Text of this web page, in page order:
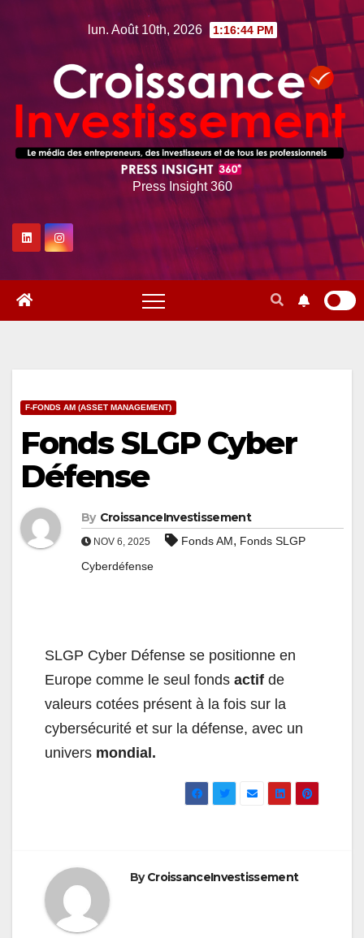
lun. Août 10th, 2026 1:16:45 PM
Press Insight 360
F-FONDS AM (ASSET MANAGEMENT)
Fonds SLGP Cyber
Défense
By CroissanceInvestissement
NOV 6, 2025 Fonds AM, Fonds SLGP
Cyberdéfense
SLGP Cyber Défense se positionne en
Europe comme le seul fonds actif de
valeurs cotées présent à la fois sur la
cybersécurité et sur la défense, avec un
univers mondial.
ByCroissanceInvestissement